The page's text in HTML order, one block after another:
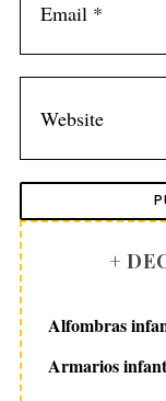
+
Alfombras
Armarios